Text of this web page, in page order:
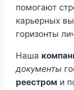
помогают
карьерных
горизонты
Наша
документы
реестром и